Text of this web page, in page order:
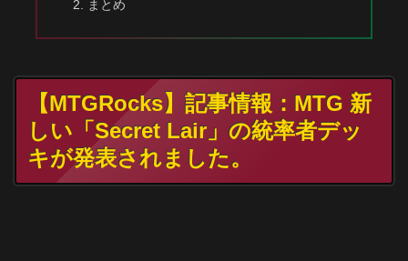
まとめ
【MTGRocks】記事情報：MTG 新
しい「Secret Lair」の統率者デッ
キが発表されました。